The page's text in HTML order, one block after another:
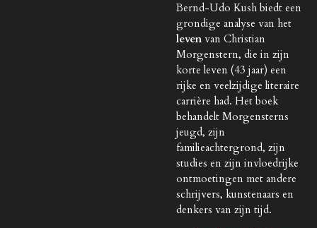
Bernd-Udo Kush biedt een
grondige analyse van het
levenvan Christian
Morgenstern, die in zijn
korte leven (43 jaar) een
rijke en veelzijdige literaire
carrière had. Het boek
behandelt Morgensterns
jeugd, zijn
familieachtergrond, zijn
studies en zijn invloedrijke
ontmoetingen met andere
schrijvers, kunstenaars en
denkers van zijn tijd.